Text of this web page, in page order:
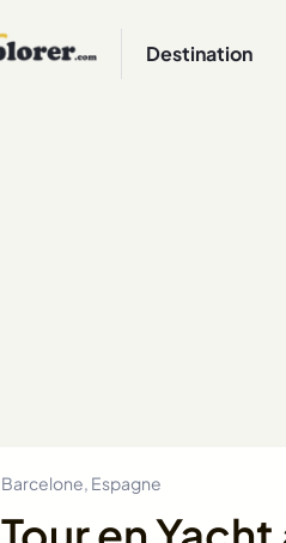
Destination
Barcelone, Espagne